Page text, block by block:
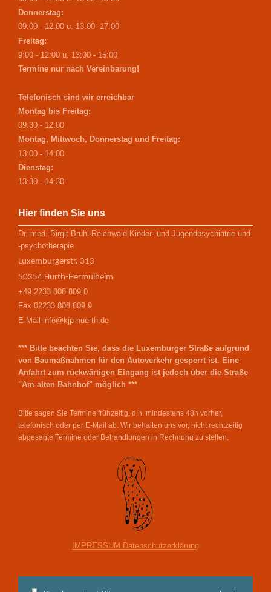
Donnerstag:
09:00 - 12:00 u. 13:00 -17:00
Freitag:
9:00 - 12:00 u. 13:00 - 15:00
Termine nur nach Vereinbarung!
Telefonisch sind wir erreichbar
Montag bis Freitag:
09:30 - 12:00
Montag, Mittwoch, Donnerstag und Freitag:
13:00 - 14:00
Dienstag:
13:30 - 14:30
Hier finden Sie uns
Dr. med. Birgit Brühl-Reichwald Kinder- und Jugendpsychiatrie und
-psychotherapie
Luxemburgerstr. 313
50354 Hürth-Hermülheim
+49 2233 808 809 0
Fax 02233 808 809 9
E-Mail info@kjp-huerth.de
*** Bitte beachten Sie, dass die Luxemburger Straße aufgrund
von Baumaßnahmen für den Autoverkehr gesperrt ist. Eine
Anfahrt zum rückwärtigen Eingang ist jedoch über die Straße
"Am alten Bahnhof" möglich ***
Bitte sagen Sie Termine frühzeitig, d.h. mindestens 48h vorher,
telefonisch oder per E-Mail ab. Wir behalten uns vor, nicht rechtzeitig
abgesagte Termine oder Behandlungen in Rechnung zu stellen
IMPRESSUM Datenschutzerklärung